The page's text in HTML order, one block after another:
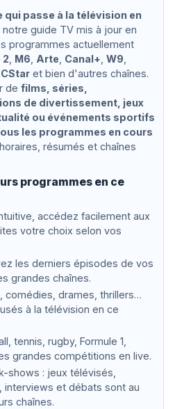
p
ri
n
"
|
A
ll
g
r
o
o
|
Fi
n
al
e
qui passe à la télévision en
guide TV mis à jour en
programmes actuellement
2 M6 Arte Canal+ W9
CStaret bien d'autres chaînes.
de films, séries,
de divertissement, jeux
ou événements sportifs
les programmes en cours
résumés et chaînes
programmes en ce
accédez facilement aux
votre choix selon vos
les derniers épisodes de vos
grandes chaînes.
comédies, drames, thrillers…
à la télévision en ce
tennis, rugby, Formule 1,
grandes compétitions en live.
shows : jeux télévisés,
interviews et débats sont au
chaînes.